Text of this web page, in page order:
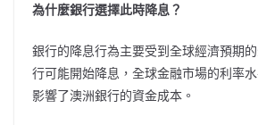
為什麼銀行選擇此時降息？
銀行的降息行為主要受到全球經濟預期
行可能開始降息，全球金融市場的利率
影響了澳洲銀行的資金成本。